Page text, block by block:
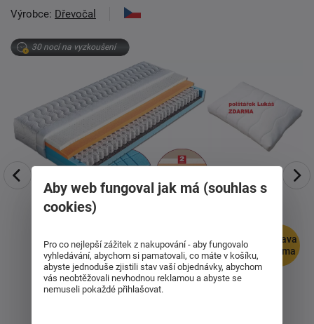
Výrobce: Dřevočal
30 nocí na vyzkoušení
doprava
zdarma
Aby web fungoval jak má (souhlas s
cookies)
Pro co nejlepší zážitek z nakupování - aby fungovalo
vyhledávání, abychom si pamatovali, co máte v košíku,
abyste jednoduše zjistili stav vaší objednávky, abychom
vás neobtěžovali nevhodnou reklamou a abyste se
nemuseli pokaždé přihlašovat.